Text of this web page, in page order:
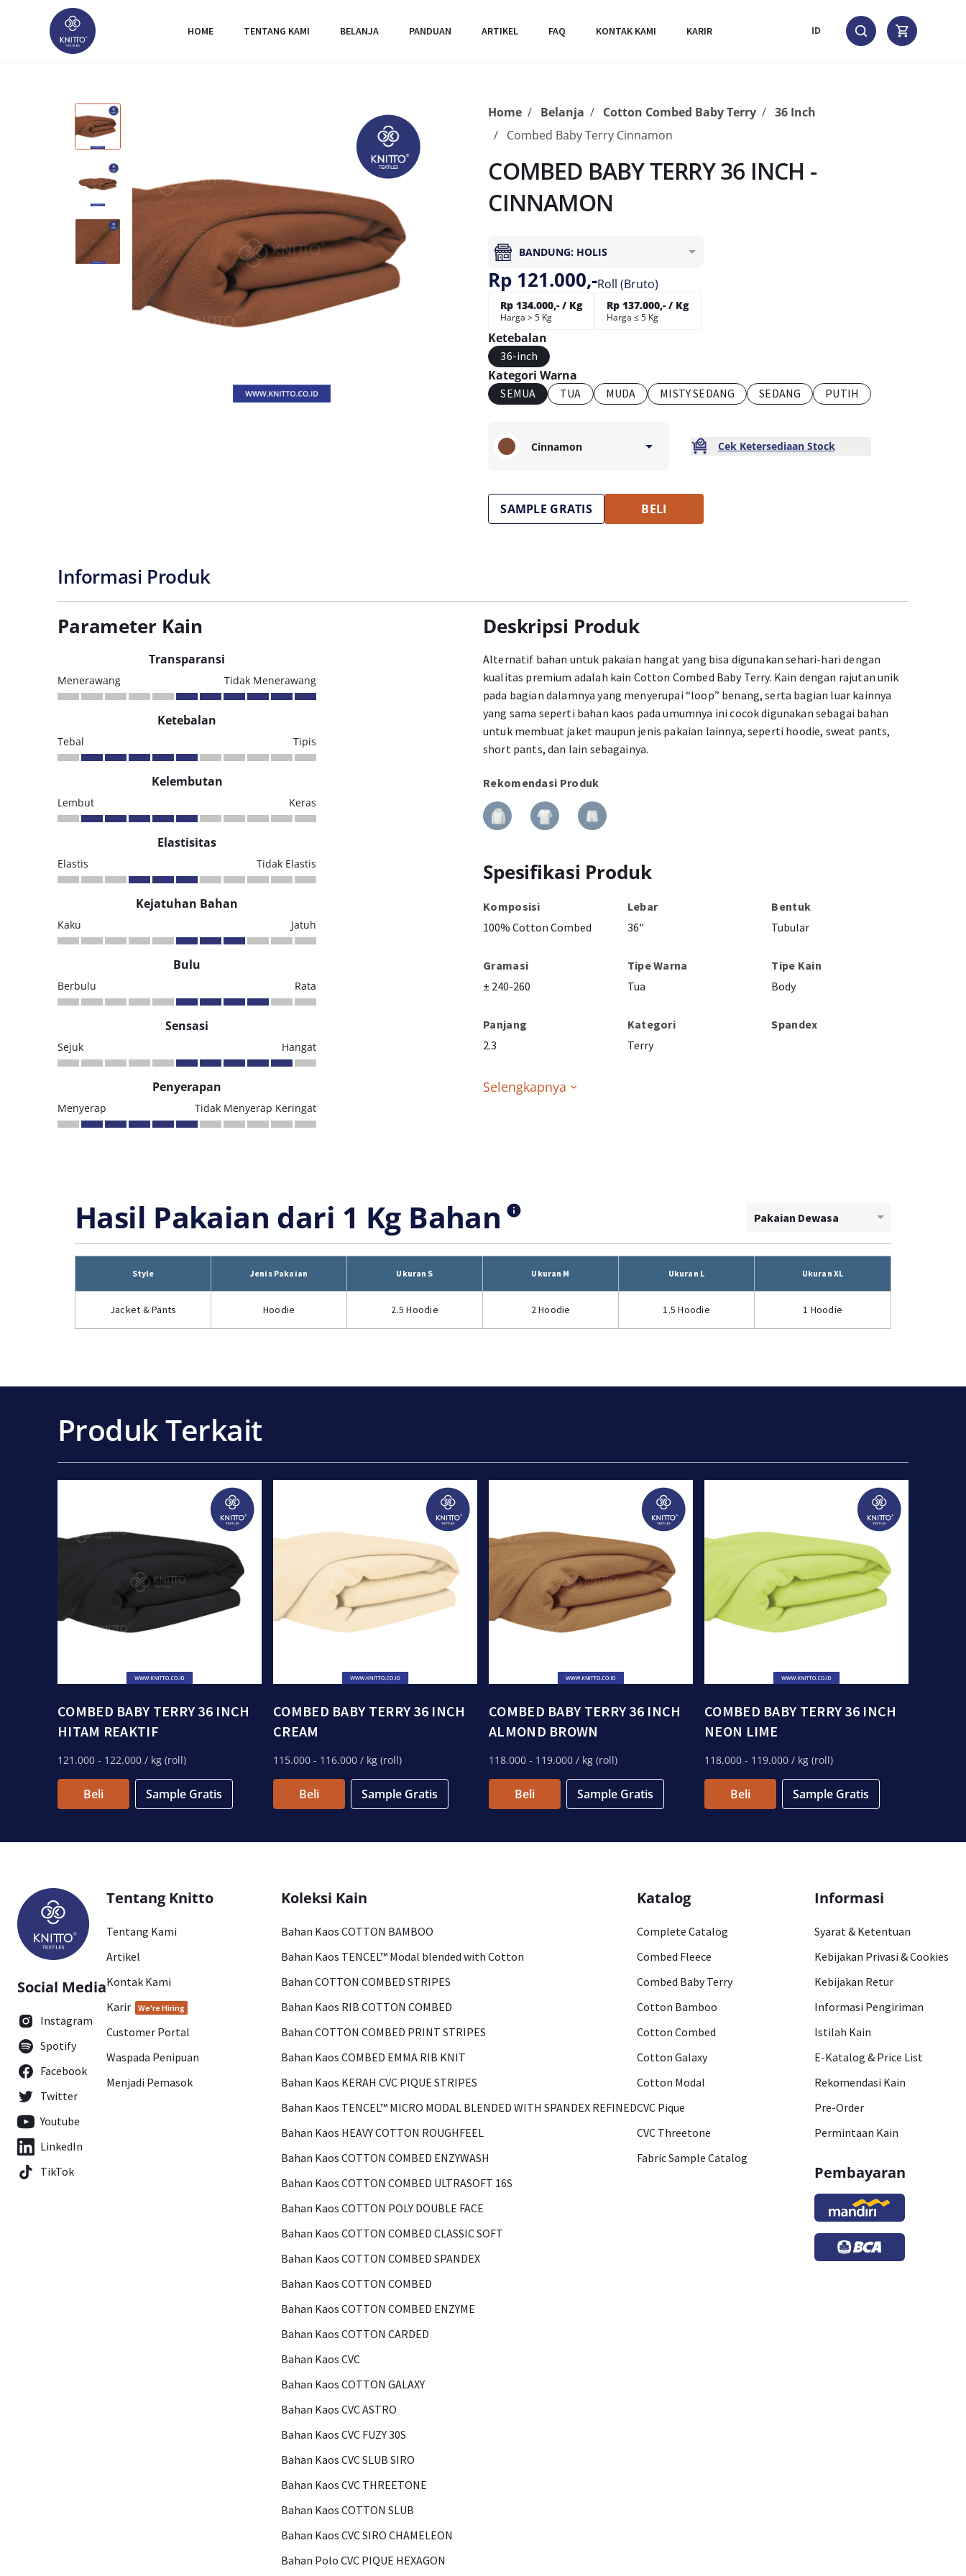
HOME TENTANG KAMI BELANJA PANDUAN ARTIKEL FAQ KONTAK KAMI KARIR ID
Home Belanja Cotton Combed Baby Terry
36 Inch
Combed Baby Terry Cinnamon
COMBED BABY TERRY 36 INCH -
CINNAMON
BANDUNG: HOLIS
Rp 121.000,-Roll (Bruto)
Rp 134.000,- / Kg
Harga > 5 Kg
Rp 137.000,- / Kg
Harga ≤ 5 Kg
Ketebalan
36-inch
Kategori Warna
SEMUA TUA MUDA MISTY SEDANG SEDANG PUTIH
Cinnamon Cek Ketersediaan Stock
SAMPLE GRATIS BELI
Informasi Produk
Parameter Kain
Transparansi
Menerawang Tidak Menerawang
Ketebalan
Tebal Tipis
Kelembutan
Lembut Keras
Elastisitas
Elastis Tidak Elastis
Kejatuhan Bahan
Kaku Jatuh
Bulu
Berbulu Rata
Sensasi
Sejuk Hangat
Penyerapan
Menyerap Tidak Menyerap Keringat
Deskripsi Produk
Alternatif bahan untuk pakaian hangat yang bisa digunakan sehari-hari dengan
kualitas premium adalah kain Cotton Combed Baby Terry. Kain dengan rajutan unik
pada bagian dalamnya yang menyerupai “loop” benang, serta bagian luar kainnya
yang sama seperti bahan kaos pada umumnya ini cocok digunakan sebagai bahan
untuk membuat jaket maupun jenis pakaian lainnya, seperti hoodie, sweat pants,
short pants, dan lain sebagainya.
Rekomendasi Produk
Spesifikasi Produk
Komposisi
100% Cotton Combed
Lebar
36"
Bentuk
Tubular
Gramasi
± 240-260
Tipe Warna
Tua
Tipe Kain
Body
Panjang
2.3
Kategori
Terry
Spandex
Selengkapnya
Hasil Pakaian dari 1 Kg Bahan Pakaian Dewasa
Style Jenis Pakaian Ukuran S Ukuran M Ukuran L Ukuran XL
Jacket & Pants Hoodie 2.5 Hoodie 2 Hoodie 1.5 Hoodie 1 Hoodie
Produk Terkait
COMBED BABY TERRY 36 INCH
HITAM REAKTIF
121.000 - 122.000 / kg (roll)
Beli Sample Gratis
COMBED BABY TERRY 36 INCH
CREAM
115.000 - 116.000 / kg (roll)
Beli Sample Gratis
COMBED BABY TERRY 36 INCH
ALMOND BROWN
118.000 - 119.000 / kg (roll)
Beli Sample Gratis
COMBED BABY TERRY 36 INCH
NEON LIME
118.000 - 119.000 / kg (roll)
Beli Sample Gratis
Social Media
Instagram
Spotify
Facebook
Twitter
Youtube
LinkedIn
TikTok
Tentang Knitto
Tentang Kami
Artikel
Kontak Kami
Karir
We're Hiring
Customer Portal
Waspada Penipuan
Menjadi Pemasok
Koleksi Kain
Bahan Kaos COTTON BAMBOO
Bahan Kaos TENCEL™ Modal blended with Cotton
Bahan COTTON COMBED STRIPES
Bahan Kaos RIB COTTON COMBED
Bahan COTTON COMBED PRINT STRIPES
Bahan Kaos COMBED EMMA RIB KNIT
Bahan Kaos KERAH CVC PIQUE STRIPES
Bahan Kaos TENCEL™ MICRO MODAL BLENDED WITH SPANDEX REFINED
Bahan Kaos HEAVY COTTON ROUGHFEEL
Bahan Kaos COTTON COMBED ENZYWASH
Bahan Kaos COTTON COMBED ULTRASOFT 16S
Bahan Kaos COTTON POLY DOUBLE FACE
Bahan Kaos COTTON COMBED CLASSIC SOFT
Bahan Kaos COTTON COMBED SPANDEX
Bahan Kaos COTTON COMBED
Bahan Kaos COTTON COMBED ENZYME
Bahan Kaos COTTON CARDED
Bahan Kaos CVC
Bahan Kaos COTTON GALAXY
Bahan Kaos CVC ASTRO
Bahan Kaos CVC FUZY 30S
Bahan Kaos CVC SLUB SIRO
Bahan Kaos CVC THREETONE
Bahan Kaos COTTON SLUB
Bahan Kaos CVC SIRO CHAMELEON
Bahan Polo CVC PIQUE HEXAGON
Katalog
Complete Catalog
Combed Fleece
Combed Baby Terry
Cotton Bamboo
Cotton Combed
Cotton Galaxy
Cotton Modal
CVC Pique
CVC Threetone
Fabric Sample Catalog
Informasi
Syarat & Ketentuan
Kebijakan Privasi & Cookies
Kebijakan Retur
Informasi Pengiriman
Istilah Kain
E-Katalog & Price List
Rekomendasi Kain
Pre-Order
Permintaan Kain
Pembayaran